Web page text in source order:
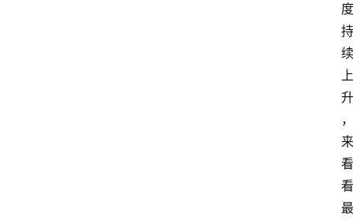
度
持
续
上
升
，
来
看
看
最